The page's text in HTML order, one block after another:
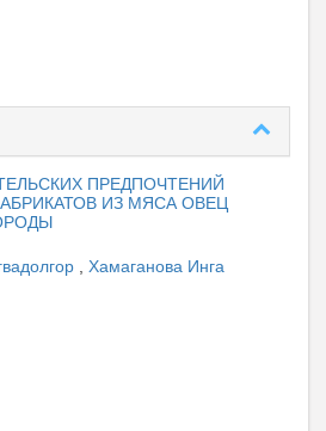
ПРЕДПОЧТЕНИЙ
ИЗ МЯСА ОВЕЦ
Хамаганова Инга